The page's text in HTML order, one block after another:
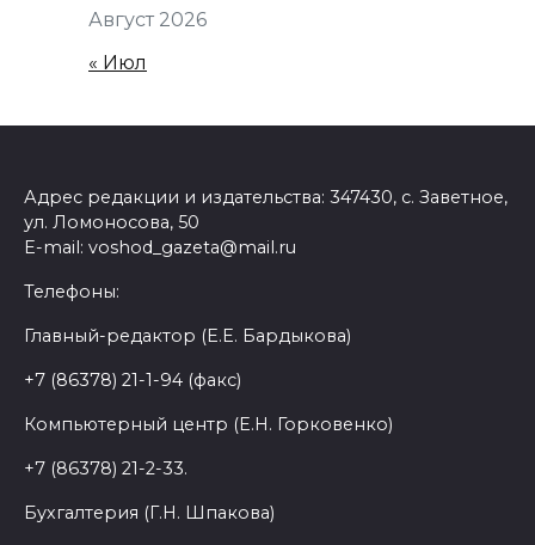
Август 2026
« Июл
Адрес редакции и издательства: 347430, с. Заветное,
ул. Ломоносова, 50
E-mail: voshod_gazeta@mail.ru
Телефоны:
Главный-редактор (Е.Е. Бардыкова)
+7 (86378) 21-1-94 (факс)
Компьютерный центр (Е.Н. Горковенко)
+7 (86378) 21-2-33.
Бухгалтерия (Г.Н. Шпакова)